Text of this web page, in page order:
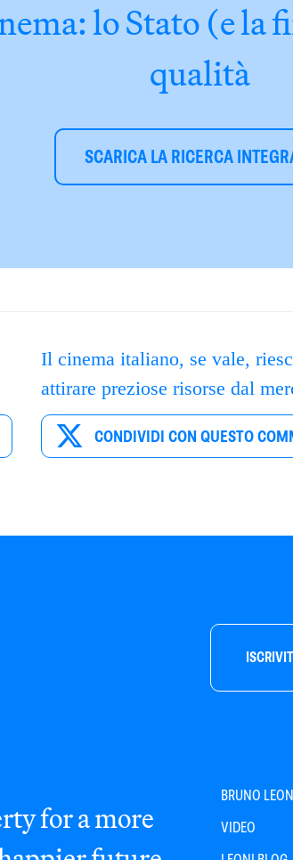
lo Stato (e
qualità
SCARICA LA RICERCA
Il cinema italiano, se vale,
attirare preziose risorse dal
CONDIVIDI CON QUESTO
for a more
BRUNO
VIDEO